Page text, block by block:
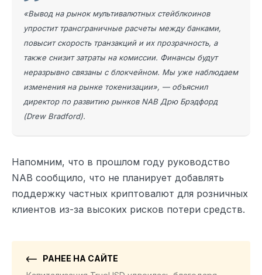
«Вывод на рынок мультивалютных стейблкоинов
упростит трансграничные расчеты между банками,
повысит скорость транзакций и их прозрачность, а
также снизит затраты на комиссии. Финансы будут
неразрывно связаны с блокчейном. Мы уже наблюдаем
изменения на рынке токенизации», — объяснил
директор по развитию рынков NAB Дрю Брэдфорд
(Drew Bradford).
Напомним, что в прошлом году руководство
NAB сообщило, что не планирует добавлять
поддержку частных криптовалют для розничных
клиентов из-за высоких рисков потери средств.
РАНЕЕ НА САЙТЕ